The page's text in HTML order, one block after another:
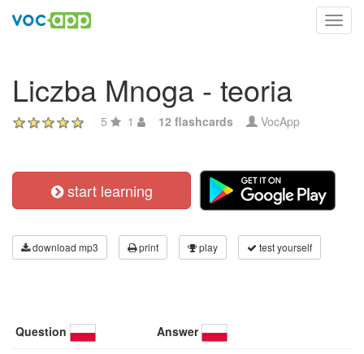
Liczba Mnoga - teoria
5 1 12 flashcards VocApp
start learning
download mp3 print play test yourself
Question Answer